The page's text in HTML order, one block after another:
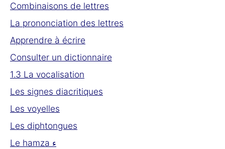
Combinaisons de lettres
La prononciation des lettres
Apprendre à écrire
Consulter un dictionnaire
1.3 La vocalisation
Les signes diacritiques
Les voyelles
Les diphtongues
Le hamza ء